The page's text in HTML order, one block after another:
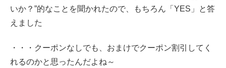
いか？”的なことを聞かれたので、もちろん「YES」と答
えました
・・・クーポンなしでも、おまけでクーポン割引してく
れるのかと思ったんだよね～